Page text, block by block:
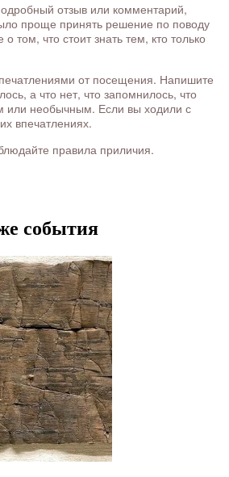
отзыв или комментарий,
проще принять решение по поводу
том, что стоит знать тем, кто только
от посещения. Напишите
а что нет, что запомнилось, что
или необычным. Если вы ходили с
впечатлениях.
правила приличия.
события